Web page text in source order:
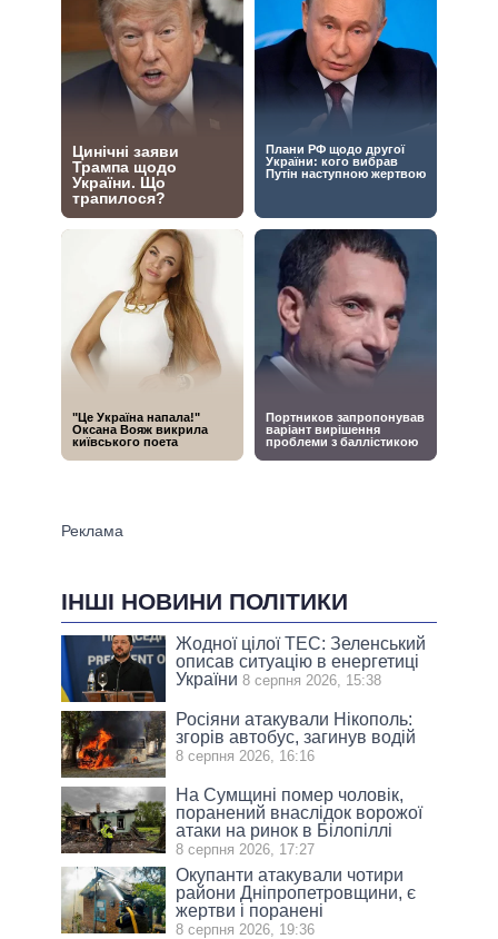
ІНШІ НОВИНИ ПОЛІТИКИ
Жодної цілої ТЕС: Зеленський
описав ситуацію в енергетиці
України 8 серпня 2026, 15:38
Росіяни атакували Нікополь:
згорів автобус, загинув водій
8 серпня 2026, 16:16
На Сумщині помер чоловік,
поранений внаслідок ворожої
атаки на ринок в Білопіллі
8 серпня 2026, 17:27
Окупанти атакували чотири
райони Дніпропетровщини, є
жертви і поранені
8 серпня 2026, 19:36